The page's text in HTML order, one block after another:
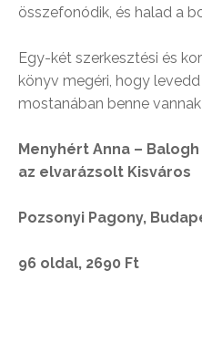
összefonódik, és halad a
Egy-két szerkesztési és
könyv megéri, hogy
mostanában benne
Menyhért Anna –
az elvarázsolt Kisváros
Pozsonyi Pagony,
96 oldal, 2690 Ft